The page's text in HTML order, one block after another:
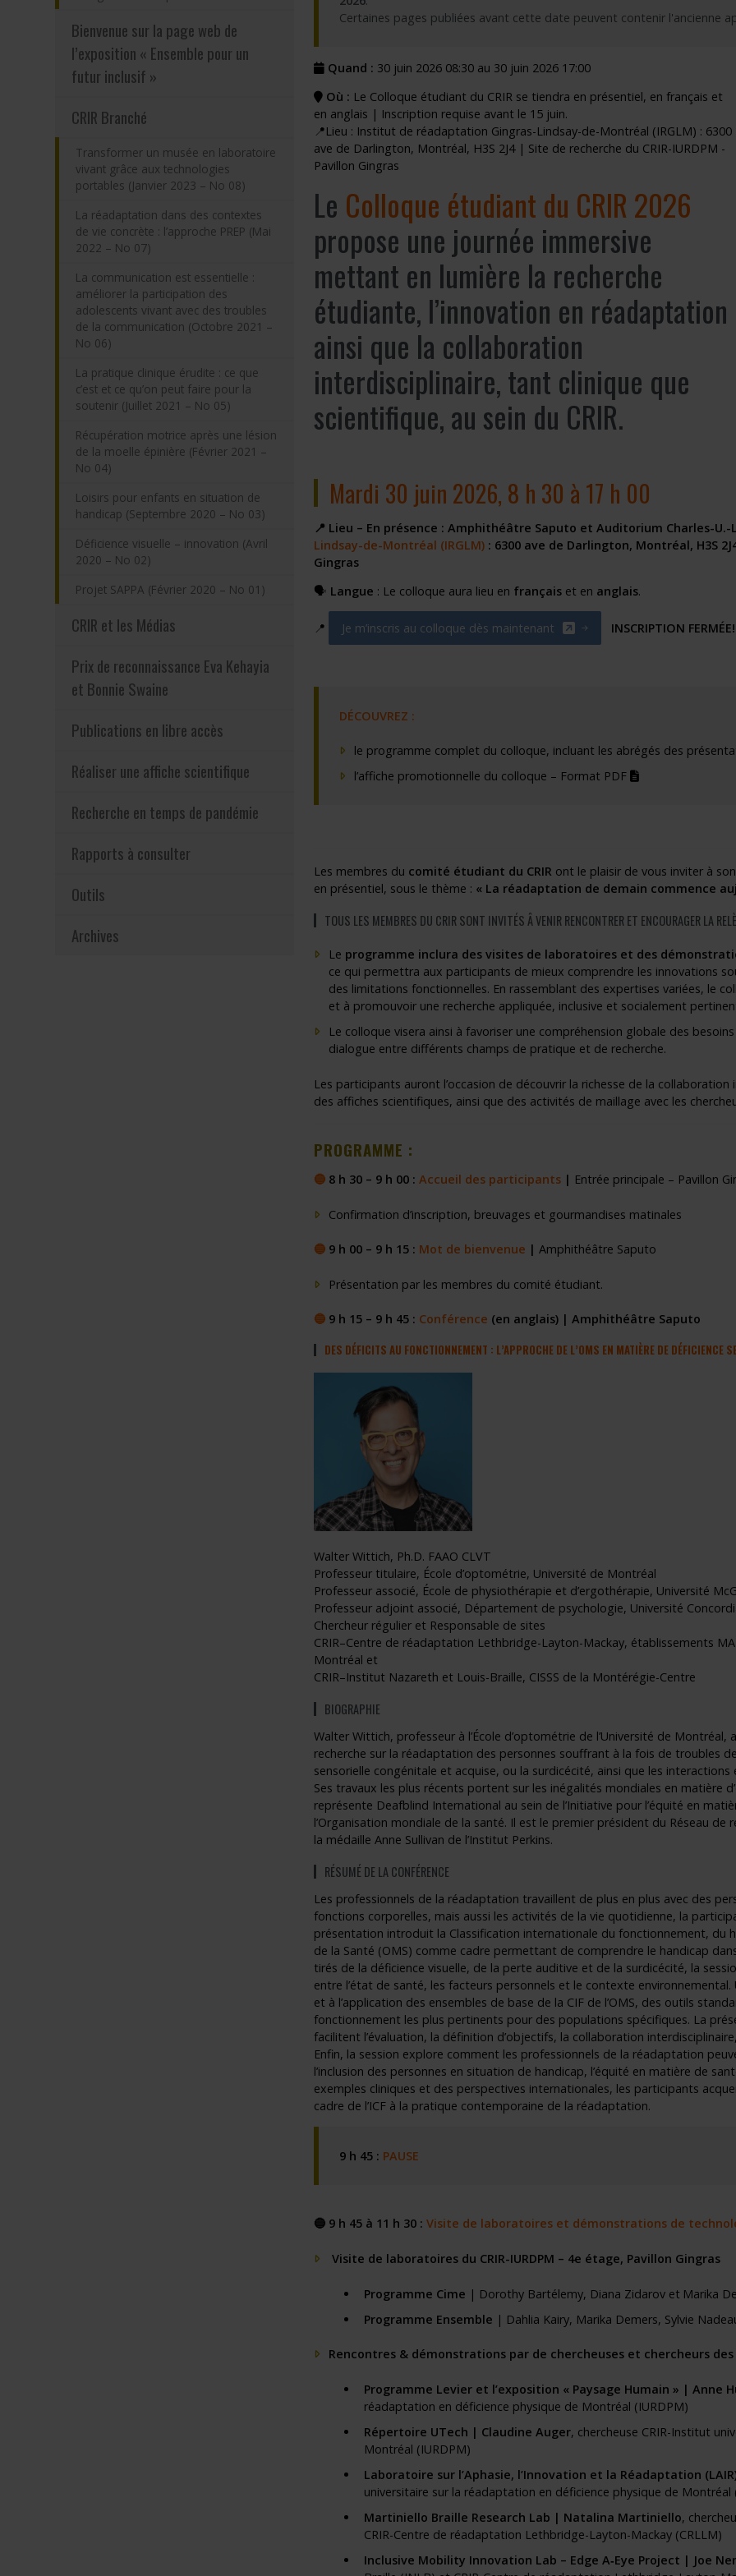
Programmes – Soutien à la recherche
Résultats – Programmes : Soutien financier
Comment devenir membre
Faire un stage de recherche
Étudiants internationaux
Comment devenir membre
Publications en libre accès
Réaliser une affiche scientifique
Recherche en temps de pandémie
Rapports à consulter
Archives
Bienvenue sur la page web de
l’exposition « Ensemble pour un
futur inclusif »
CRIR Branché
Transformer un musée en laboratoire
vivant grâce aux technologies
portables (Janvier 2023 – No 08)
La réadaptation dans des contextes
de vie concrète : l’approche PREP (Mai
2022 – No 07)
La communication est essentielle :
améliorer la participation des
adolescents vivant avec des troubles
de la communication (Octobre 2021 –
No 06)
La pratique clinique érudite : ce que
c’est et ce qu’on peut faire pour la
soutenir (Juillet 2021 – No 05)
Récupération motrice après une lésion
de la moelle épinière (Février 2021 –
No 04)
Loisirs pour enfants en situation de
handicap (Septembre 2020 – No 03)
Déficience visuelle – innovation (Avril
2020 – No 02)
Projet SAPPA (Février 2020 – No 01)
CRIR et les Médias
Prix de reconnaissance Eva Kehayia
et Bonnie Swaine
Publications en libre accès
Réaliser une affiche scientifique
Recherche en temps de pandémie
Rapports à consulter
Outils
Archives
Certaines pages publiées avant cette date peuvent contenir l'ancienne
Quand : 30 juin 2026 08:30 au 30 juin 2026 17:00
Où : Le Colloque étudiant du CRIR se tiendra en présentiel, en français et
en anglais | Inscription requise avant le 15 juin.
📍Lieu : Institut de réadaptation Gingras-Lindsay-de-Montréal (IRGLM) : 6300
ave de Darlington, Montréal, H3S 2J4 | Site de recherche du CRIR-IURDPM -
Pavillon Gingras
Le Colloque étudiant du CRIR 2026
propose une journée immersive
mettant en lumière la recherche
étudiante, l’innovation en réadaptation
ainsi que la collaboration
interdisciplinaire, tant clinique que
scientifique, au sein du CRIR.
Mardi 30 juin 2026, 8 h 30 à 17 h 00
📍 Lieu – En présence : Amphithéâtre Saputo et Auditorium Charles-U.-
Lindsay-de-Montréal (IRGLM): 6300 ave de Darlington, Montréal, H3S
Gingras
🗣️ Langue : Le colloque aura lieu en françaiset en anglais.
📍 Je m’inscris au colloque dès maintenant
Ce lien s'ouvrira dans une nouvelle fenêtre" INSCRIPTION
DÉCOUVREZ :
le programme complet du colloque, incluant les abrégés des
l’affiche promotionnelle du colloque – Format PDF
(pdf)
Les membres du comité étudiant du CRIR ont le plaisir de vous inviter à son
en présentiel, sous le thème : « La réadaptation de demain commence
TOUS LES MEMBRES DU CRIR SONT INVITÉS Â VENIR RENCONTRER ET ENCOURAGER LA
Le programme inclura des visites de laboratoires et des
ce qui permettra aux participants de mieux comprendre les innovations
des limitations fonctionnelles. En rassemblant des expertises variées, le
et à promouvoir une recherche appliquée, inclusive et socialement
Le colloque visera ainsi à favoriser une compréhension globale des
dialogue entre différents champs de pratique et de recherche.
Les participants auront l’occasion de découvrir la richesse de la
des affiches scientifiques, ainsi que des activités de maillage avec les
PROGRAMME :
🔵8 h 30 – 9 h 00 : Accueil des participants | Entrée principale – Pavillon
Confirmation d’inscription, breuvages et gourmandises matinales
🔵 9 h 00 – 9 h 15 : Mot de bienvenue | Amphithéâtre Saputo
Présentation par les membres du comité étudiant.
🔵 9 h 15 – 9 h 45 : Conférence (en anglais) | Amphithéâtre Saputo
DES DÉFICITS AU FONCTIONNEMENT : L’APPROCHE DE L’OMS EN MATIÈRE DE DÉFICIENCE
Walter Wittich, Ph.D. FAAO CLVT
Professeur titulaire, École d’optométrie, Université de Montréal
Professeur associé, École de physiothérapie et d’ergothérapie, Université
Professeur adjoint associé, Département de psychologie, Université
Chercheur régulier et Responsable de sites
CRIR–Centre de réadaptation Lethbridge-Layton-Mackay, établissements
Montréal et
CRIR–Institut Nazareth et Louis-Braille, CISSS de la Montérégie-Centre
BIOGRAPHIE
Walter Wittich, professeur à l’École d’optométrie de l’Université de Montréal,
recherche sur la réadaptation des personnes souffrant à la fois de troubles
sensorielle congénitale et acquise, ou la surdicécité, ainsi que les
Ses travaux les plus récents portent sur les inégalités mondiales en matière
représente Deafblind International au sein de l’Initiative pour l’équité en
l’Organisation mondiale de la santé. Il est le premier président du Réseau
la médaille Anne Sullivan de l’Institut Perkins.
RÉSUMÉ DE LA CONFÉRENCE
Les professionnels de la réadaptation travaillent de plus en plus avec des
fonctions corporelles, mais aussi les activités de la vie quotidienne, la
présentation introduit la Classification internationale du fonctionnement, du
de la Santé (OMS) comme cadre permettant de comprendre le handicap
tirés de la déficience visuelle, de la perte auditive et de la surdicécité, la
entre l’état de santé, les facteurs personnels et le contexte
et à l’application des ensembles de base de la CIF de l’OMS, des outils
fonctionnement les plus pertinents pour des populations spécifiques. La
facilitent l’évaluation, la définition d’objectifs, la collaboration
Enfin, la session explore comment les professionnels de la réadaptation
l’inclusion des personnes en situation de handicap, l’équité en matière de
exemples cliniques et des perspectives internationales, les participants
cadre de l’ICF à la pratique contemporaine de la réadaptation.
9 h 45 : PAUSE
🔵9 h 45 à 11 h 30 : Visite de laboratoires et démonstrations de
Visite de laboratoires du CRIR-IURDPM – 4e étage, Pavillon Gingras
Programme Cime | Dorothy Bartélemy, Diana Zidarov et Marika
Programme Ensemble | Dahlia Kairy, Marika Demers, Sylvie
Rencontres & démonstrations par de chercheuses et chercheurs des
Programme Levier et l’exposition « Paysage Humain » |Anne
réadaptation en déficience physique de Montréal (IURDPM)
Répertoire UTech | Claudine Auger, chercheuse CRIR-Institut
Montréal (IURDPM)
Laboratoire sur l’Aphasie, l’Innovation et la Réadaptation
universitaire sur la réadaptation en déficience physique de Montréal
Martiniello Braille Research Lab | Natalina Martiniello,
CRIR-Centre de réadaptation Lethbridge-Layton-Mackay (CRLLM)
Inclusive Mobility Innovation Lab – Edge A‑Eye Project | Joe